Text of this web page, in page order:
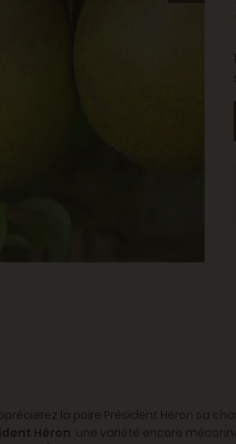
la poire Président Héron sa
Héron, une variété encore